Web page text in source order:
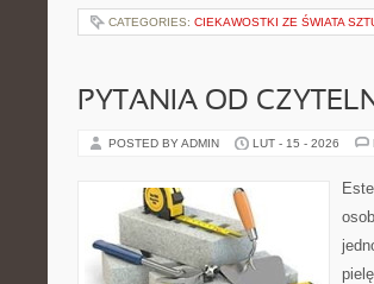
CATEGORIES: CIEKAWOSTKI ZE ŚWIATA
PYTANIA OD
POSTED BY ADMIN LUT - 15 - 2026